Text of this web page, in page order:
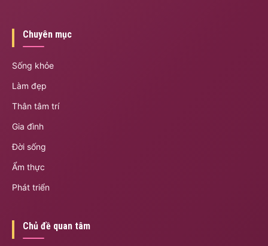
Chuyên mục
Sống khỏe
Làm đẹp
Thân tâm trí
Gia đình
Đời sống
Ẩm thực
Phát triển
Chủ đề quan tâm